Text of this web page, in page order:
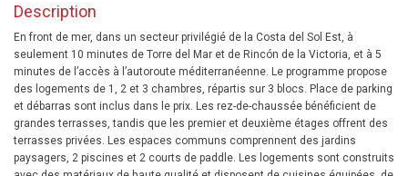
Description
En front de mer, dans un secteur privilégié de la Costa del Sol Est, à
seulement 10 minutes de Torre del Mar et de Rincón de la Victoria, et à 5
minutes de l’accès à l’autoroute méditerranéenne. Le programme propose
des logements de 1, 2 et 3 chambres, répartis sur 3 blocs. Place de parking
et débarras sont inclus dans le prix. Les rez-de-chaussée bénéficient de
grandes terrasses, tandis que les premier et deuxième étages offrent des
terrasses privées. Les espaces communs comprennent des jardins
paysagers, 2 piscines et 2 courts de paddle. Les logements sont construits